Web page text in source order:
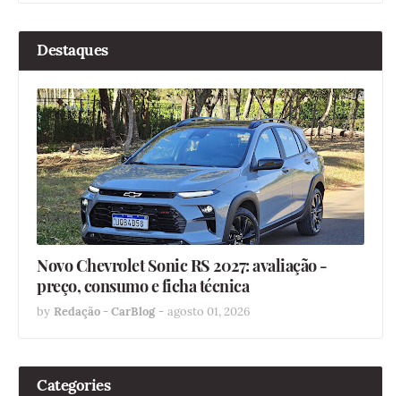
Destaques
Novo Chevrolet Sonic RS 2027: avaliação -
preço, consumo e ficha técnica
by Redação - CarBlog - agosto 01, 2026
Categories